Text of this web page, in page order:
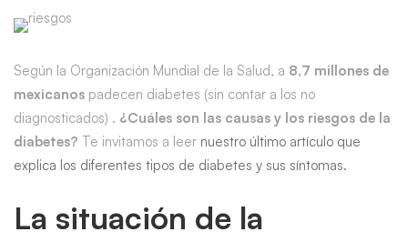
Según la Organización Mundial de la Salud, a 8,7 millones de
mexicanos padecen diabetes (sin contar a los no
diagnosticados) . ¿Cuáles son las causas y los riesgos de la
diabetes? Te invitamos a leer nuestro último artículo que
explica los diferentes tipos de diabetes y sus síntomas.
La situación de la